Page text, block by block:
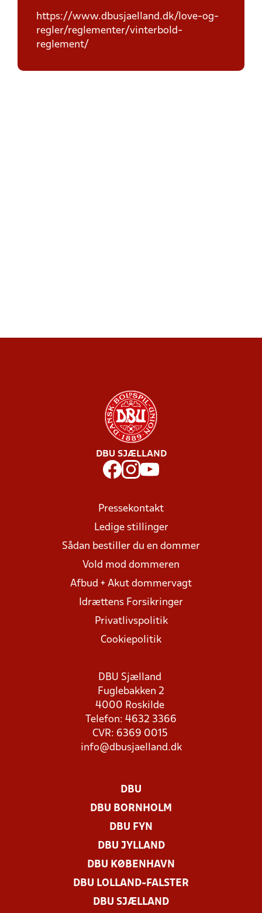
https://www.dbusjaelland.dk/love-og-
regler/reglementer/vinterbold-
reglement/
DBU SJÆLLAND
Pressekontakt
Ledige stillinger
Sådan bestiller du en dommer
Vold mod dommeren
Afbud + Akut dommervagt
Idrættens Forsikringer
Privatlivspolitik
Cookiepolitik
DBU Sjælland
Fuglebakken 2
4000 Roskilde
Telefon: 4632 3366
CVR: 6369 0015
info@dbusjaelland.dk
DBU
DBU BORNHOLM
DBU FYN
DBU JYLLAND
DBU KØBENHAVN
DBU LOLLAND-FALSTER
DBU SJÆLLAND